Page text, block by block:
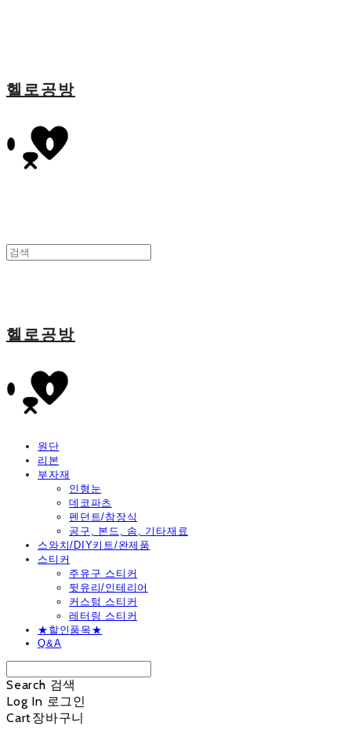
헬로공방
헬로공방
원단
리본
부자재
인형눈
데코파츠
펜던트/참장식
공구, 본드, 솜, 기타재료
스와치/DIY키트/완제품
스티커
주유구 스티커
뒷유리/인테리어
커스텀 스티커
레터링 스티커
★할인품목★
Q&A
Search 검색
Log In 로그인
Cart장바구니